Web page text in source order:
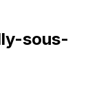
sous-